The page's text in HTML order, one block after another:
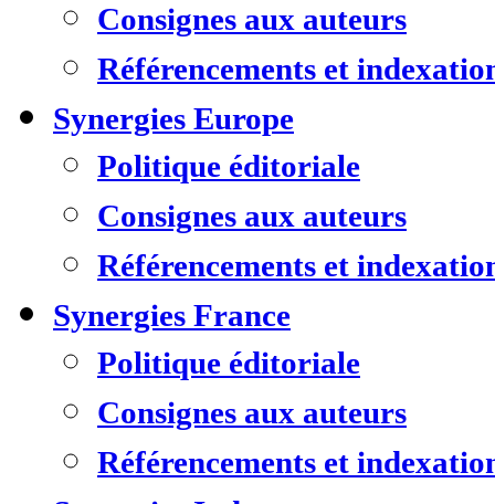
Consignes aux auteurs
Référencements et
Synergies Europe
Politique éditoriale
Consignes aux auteurs
Référencements et
Synergies France
Politique éditoriale
Consignes aux auteurs
Référencements et